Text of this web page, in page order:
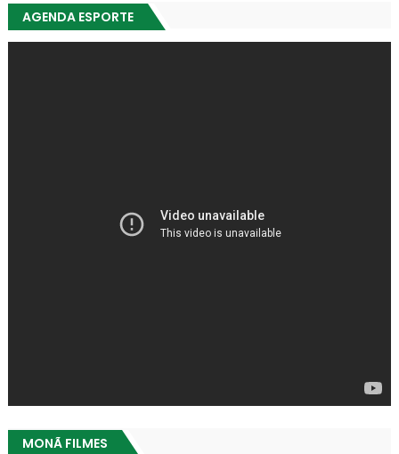
AGENDA ESPORTE
MONÃ FILMES